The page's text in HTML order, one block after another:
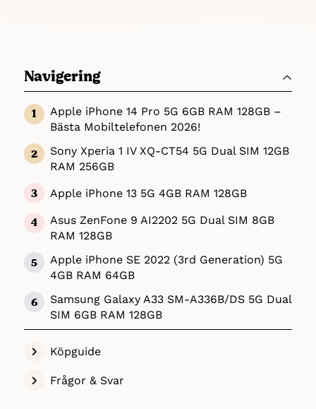
för att få en så tydlig bild det bara går av vad
som faktiskt skiljer den lur som är bäst från
den som inte är det. När det gäller
smartphones är användarvänlighet,
batterikapacitet, funktioner, kamera,
prestanda, utrymme och form
huvudkomponenterna vi tittar extra noga på
och smartphonesen vi presenterar ovan är
samtliga pålitliga lirare som lever upp till
kraven!
Lyx testvinnare för Apple ochSony Xperia 1 IV
XQ-CT54från kategorin Lyx testvinnare för
Android. Detta tack vare att det är
marknadens nyaste och mest avancerade
mobiltelefoner.
Därför blev Apple iPhone 14 Pro (iOS) och
Sony Xperia 1 IV (Android) Bäst i Test:
Navigering
Apple iPhone 14 Pro 5G 6GB RAM 128GB –
Bästa Mobiltelefonen 2026!
Sony Xperia 1 IV XQ-CT54 5G Dual SIM 12GB
RAM 256GB
Apple iPhone 13 5G 4GB RAM 128GB
Asus ZenFone 9 AI2202 5G Dual SIM 8GB
RAM 128GB
Apple iPhone SE 2022 (3rd Generation) 5G
4GB RAM 64GB
Samsung Galaxy A33 SM-A336B/DS 5G Dual
SIM 6GB RAM 128GB
Köpguide
Frågor & Svar